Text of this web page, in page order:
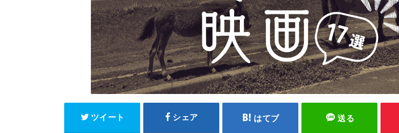
ツイート シェア はてブ 送る